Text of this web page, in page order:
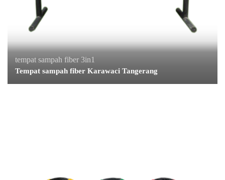
tempat sampah fiber 3in1
Tempat sampah fiber Karawaci Tangerang